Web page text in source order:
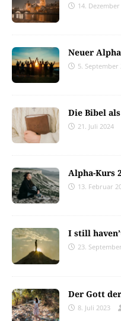
14.
Neuer
5. September
Die Bibel
21. Juli 2024
Alpha-Kurs
13. Februar
I still
23.
Der Gott
8. Juli 2023